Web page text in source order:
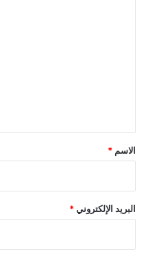
*
الاسم *
البريد الإلكتروني*